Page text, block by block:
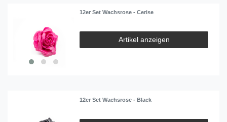
12er Set Wachsrose - Cerise
Artikel anzeigen
12er Set Wachsrose - Black